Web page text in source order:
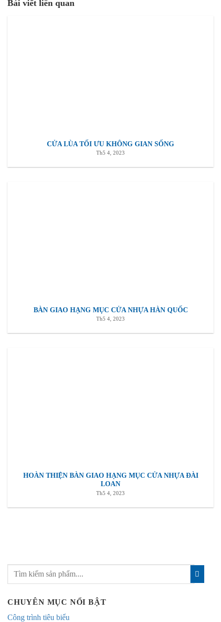
Bài viết liên quan
CỬA LÙA TỐI ƯU KHÔNG GIAN SỐNG
Th5 4, 2023
BÀN GIAO HẠNG MỤC CỬA NHỰA HÀN QUỐC
Th5 4, 2023
HOÀN THIỆN BÀN GIAO HẠNG MỤC CỬA NHỰA ĐÀI
LOAN
Th5 4, 2023
CHUYÊN MỤC NỔI BẬT
Công trình tiêu biểu